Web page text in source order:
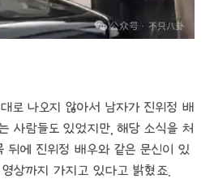
로 나오지 않아서 남자가 진위정 배
사람들도 있었지만, 해당 소식을 처
뒤에 진위정 배우와 같은 문신이 있
상까지 가지고 있다고 밝혔죠.